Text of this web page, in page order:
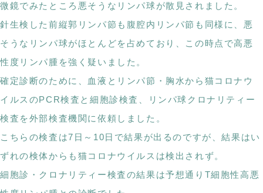
微鏡でみたところ悪そうなリンパ球が散見されました。
針生検した前縦郭リンパ節も腹腔内リンパ節も同様に、悪
そうなリンパ球がほとんどを占めており、この時点で高悪
性度リンパ腫を強く疑いました。
確定診断のために、血液とリンパ節・胸水から猫コロナウ
イルスのPCR検査と細胞診検査、リンパ球クロナリティー
検査を外部検査機関に依頼しました。
こちらの検査は7日～10日で結果が出るのですが、結果はい
ずれの検体からも猫コロナウイルスは検出されず。
細胞診・クロナリティー検査の結果は予想通りT細胞性高悪